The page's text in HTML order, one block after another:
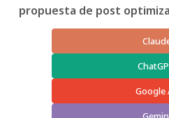
propuesta de post
Google